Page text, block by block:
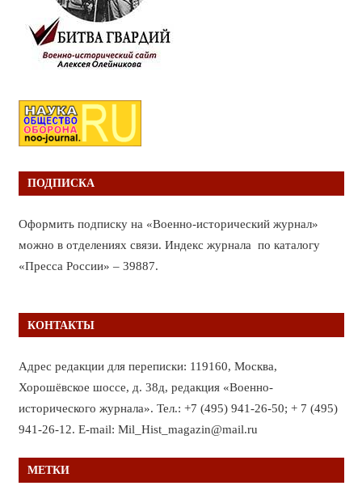
ПОДПИСКА
Оформить подписку на «Военно-исторический журнал»
можно в отделениях связи. Индекс журнала по каталогу
«Пресса России» – 39887.
КОНТАКТЫ
Адрес редакции для переписки: 119160, Москва,
Хорошёвское шоссе, д. 38д, редакция «Военно-
исторического журнала». Тел.: +7 (495) 941-26-50; + 7 (495)
941-26-12. E-mail: Mil_Hist_magazin@mail.ru
МЕТКИ